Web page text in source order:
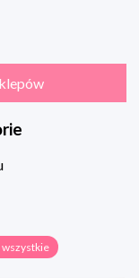
wszystkie